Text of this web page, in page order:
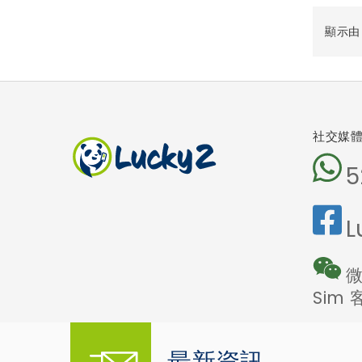
顯示
社交媒
Sim